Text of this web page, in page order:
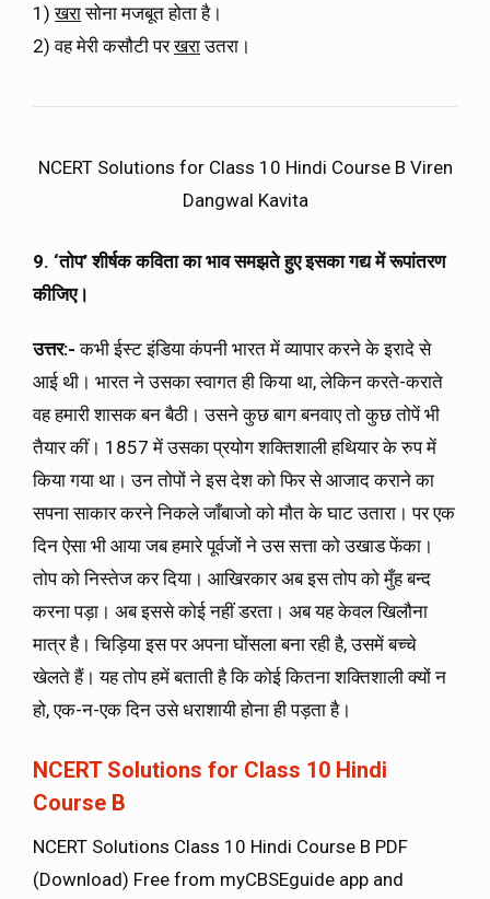
1)खरासोना मजबूत होता है।
2) वह मेरी कसौटी परखराउतरा।
NCERT Solutions for Class 10 Hindi Course B Viren
Dangwal Kavita
9. ‘तोप’ शीर्षक कविता का भाव समझते हुए इसका गद्य में रूपांतरण
कीजिए।
उत्तर:-कभी ईस्ट इंडिया कंपनी भारत में व्यापार करने के इरादे से
आई थी। भारत ने उसका स्वागत ही किया था, लेकिन करते-कराते
वह हमारी शासक बन बैठी। उसने कुछ बाग बनवाए तो कुछ तोपें भी
तैयार कीं। 1857 में उसका प्रयोग शक्तिशाली हथियार के रुप में
किया गया था। उन तोपों ने इस देश को फिर से आजाद कराने का
सपना साकार करने निकले जाँबाजो को मौत के घाट उतारा। पर एक
दिन ऐसा भी आया जब हमारे पूर्वजों ने उस सत्ता को उखाड फेंका।
तोप को निस्तेज कर दिया। आखिरकार अब इस तोप को मुँह बन्द
करना पड़ा। अब इससे कोई नहीं डरता। अब यह केवल खिलौना
मात्र है। चिड़िया इस पर अपना घोंसला बना रही है, उसमें बच्चे
खेलते हैं। यह तोप हमें बताती है कि कोई कितना शक्तिशाली क्यों न
हो, एक-न-एक दिन उसे धराशायी होना ही पड़ता है।
NCERT Solutions for Class 10 Hindi
Course B
NCERT Solutions Class 10 Hindi Course B PDF
(Download) Free from myCBSEguide app and